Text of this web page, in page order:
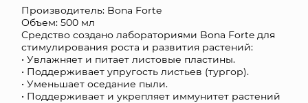
ОПТОВЫМ КЛИЕНТАМ
ДОСТАВКА И ОПЛАТА
КОНТАКТЫ
Производитель: Bona Forte
Объем: 500 мл
Средство создано лабораториями Bona Forte для
стимулирования роста и развития растений:
• Увлажняет и питает листовые пластины.
• Поддерживает упругость листьев (тургор).
• Уменьшает оседание пыли.
• Поддерживает и укрепляет иммунитет растений